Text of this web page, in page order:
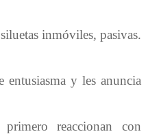
inmóviles, pasivas.
entusiasma y les anuncia
reaccionan con